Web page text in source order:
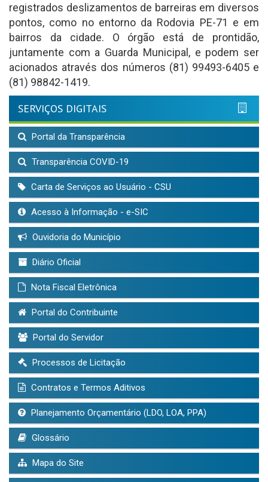
registrados deslizamentos de barreiras em diversos
pontos, como no entorno da Rodovia PE-71 e em
bairros da cidade. O órgão está de prontidão,
juntamente com a Guarda Municipal, e podem ser
acionados através dos números (81) 99493-6405 e
(81) 98842-1419.
SERVIÇOS DIGITAIS
Portal da Transparência
Transparência COVID-19
Carta de Serviços ao Usuário - CSU
Acesso à Informação - e-SIC
Ouvidoria do Município
Diário Oficial
Nota Fiscal Eletrônica
Portal do Contribuinte
Portal do Servidor
Processos de Licitação
Contratos e Termos Aditivos
Planejamento Orçamentário (LDO, LOA, PPA)
Glossário
Mapa do Site